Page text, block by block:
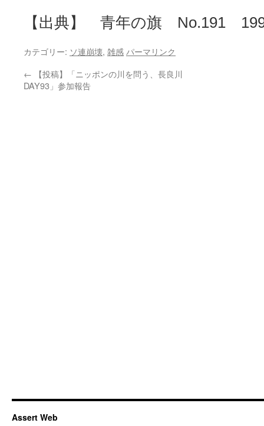
【出典】 青年の旗 No.191
カテゴリー: ソ連崩壊, 雑感 パーマリンク
← 【投稿】「ニッポンの川を問う、長良川
DAY93」参加報告
Assert Web